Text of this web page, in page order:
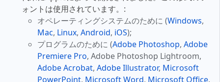
ォントは使用されています。:
オペレーティングシステムのために (Windows,
Mac, Linux, Android, iOS);
プログラムのために (Adobe Photoshop, Adobe
Premiere Pro, Adobe Photoshop Lightroom,
Adobe Acrobat, Adobe Illustrator, Microsoft
PowerPoint, Microsoft Word, Microsoft Office,